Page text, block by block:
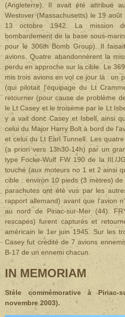
(Angleterre). Il avait été attribué
Westover (Massachusetts) le 19
13 octobre 1942. La mission
bombardement de la base sous-
pour le 306th Bomb Group). Il
avions. Quatre abandonnèrent la
perdu en approche sur la cible. Le 369
mis trois avions en vol ce jour là : un
(qui pilotait l'équipage du Lt
retourner (pour cause de problème
le Lt Casey et le troisème par le Lt
y a vait donc Casey et Isbell, ainsi
celui du Major Harry Bolt à bord de
et celui du Lt Earl Tunnell. Les
(a priori vers 13h30-14h) par un
type Focke-Wulf FW 190 de la III./
touché (aux moteurs no 1 et 2 ainsi
cible : environ 10 pieds (3 mètres)
parachutes ont été vus par les
rapport allemand) avant que l'avion
au nord de Piriac-sur-Mer (44).
rescapés) furent capturés et
américain le 1er juin 1945. Sur les
Casey fut crédité de 7 avions
B-17 de un ennemi chacun.
IN MEMORIAM
Stèle commémorative à Piriac-
novembre 2003).